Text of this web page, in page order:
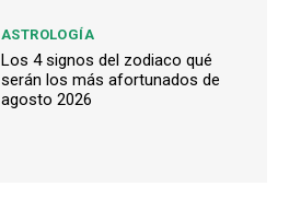
ASTROLOGÍA
Los 4 signos del zodiaco qué
serán los más afortunados de
agosto 2026